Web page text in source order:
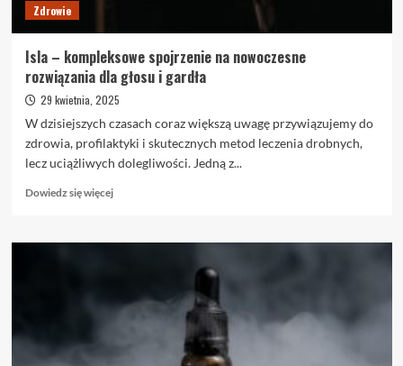
Zdrowie
Isla – kompleksowe spojrzenie na nowoczesne
rozwiązania dla głosu i gardła
29 kwietnia, 2025
W dzisiejszych czasach coraz większą uwagę przywiązujemy do
zdrowia, profilaktyki i skutecznych metod leczenia drobnych,
lecz uciążliwych dolegliwości. Jedną z...
Dowiedz się więcejDowiedz
o
spojrzenie